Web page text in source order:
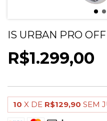
IS URBAN PRO
R$1.299,00
10 X DE R$129,90 SEM